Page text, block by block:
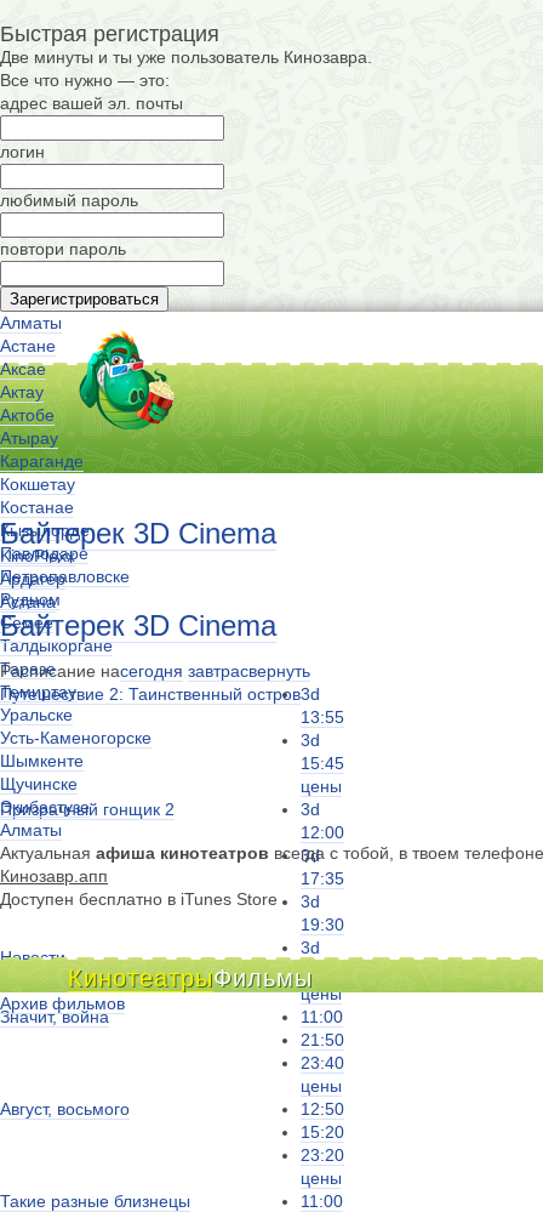
Быстрая регистрация
Две минуты и ты уже пользователь Кинозавра.
Все что нужно — это:
адрес вашей эл. почты
логин
любимый пароль
повтори пароль
Алматы
Астане
Аксае
Актау
Актобе
Атырау
Караганде
Кокшетау
Костанае
Кызылорде
Павлодаре
Петропавловске
Рудном
Семее
Талдыкоргане
Таразе
Темиртау
Уральске
Усть-Каменогорске
Шымкенте
Щучинске
Экибастузе
Алматы
Актуальная афиша кинотеатров всегда с тобой, в твоем телефоне
Кинозавр.апп
Доступен бесплатно в iTunes Store
КинотеатрыФильмы
Новости
Киноклубы
Архив фильмов
Байтерек 3D Cinema
KinoPlexx
Ардагер
Астана
Байтерек 3D Cinema
Расписание насегодня завтрасвернуть
Путешествие 2: Таинственный остров3d
13:55
3d
15:45
цены
Призрачный гонщик 2
3d
12:00
3d
17:35
3d
19:30
3d
21:25
цены
Значит, война
11:00
21:50
23:40
цены
Август, восьмого
12:50
15:20
23:20
цены
Такие разные близнецы
11:00